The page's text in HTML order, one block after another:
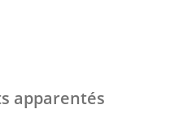
apparentés